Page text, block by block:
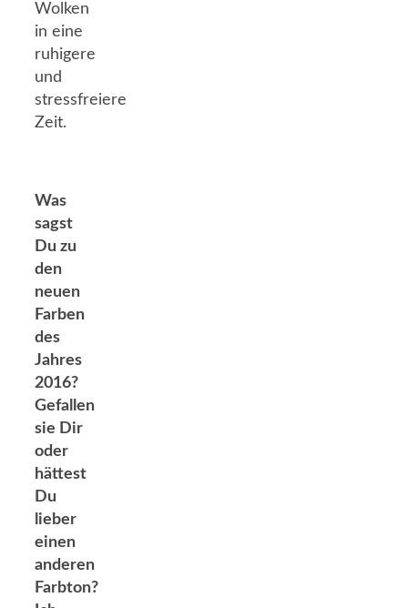
Wolken
in eine
ruhigere
und
stressfreiere
Zeit.
Was
sagst
Du zu
den
neuen
Farben
des
Jahres
2016?
Gefallen
sie Dir
oder
hättest
Du
lieber
einen
anderen
Farbton?